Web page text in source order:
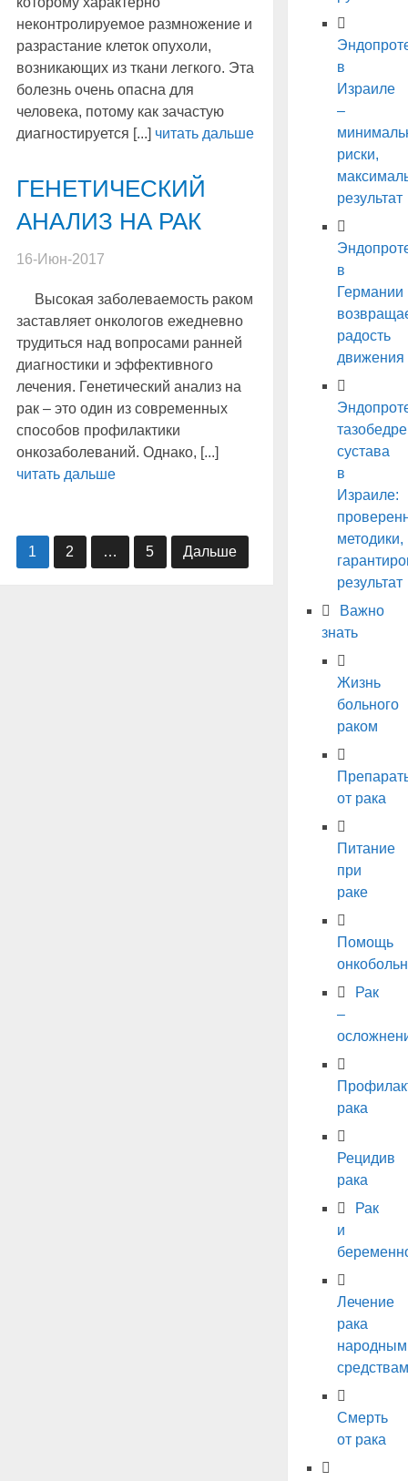
неконтролируемое размножение и
разрастание клеток опухоли,
возникающих из ткани легкого. Эта
болезнь очень опасна для
человека, потому как зачастую
диагностируется [...] читать дальше
ГЕНЕТИЧЕСКИЙ
АНАЛИЗ НА РАК
16-Июн-2017
Высокая заболеваемость раком
заставляет онкологов ежедневно
трудиться над вопросами ранней
диагностики и эффективного
лечения. Генетический анализ на
рак – это один из современных
способов профилактики
онкозаболеваний. Однако, [...]
читать дальше
НАВИГАЦИЯ
1 2 … 5 Дальше
в
Израиле
–
риски,
результат
в
Германии
радость
движения
сустава
в
Израиле:
методики,
результат
Важно
знать
Жизнь
больного
раком
от рака
Питание
при
раке
Помощь
Рак
–
рака
Рецидив
рака
Рак
и
Лечение
рака
Смерть
от рака